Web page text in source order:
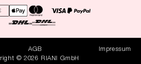
AGB
Impressum
© 2026 RIANI GmbH